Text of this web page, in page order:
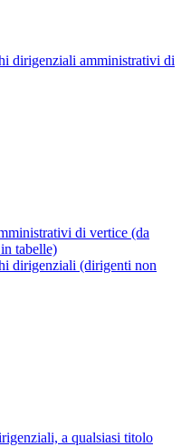
dirigenziali amministrativi di
di vertice (da
tabelle)
dirigenziali (dirigenti non
a qualsiasi titolo